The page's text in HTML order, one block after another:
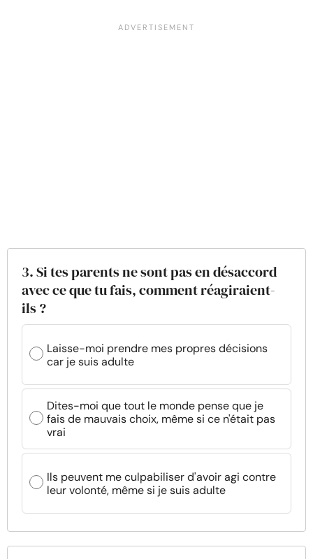
3. Si tes parents ne sont pas en désaccord
avec ce que tu fais, comment réagiraient-
ils ?
Laisse-moi prendre mes propres décisions
car je suis adulte
Dites-moi que tout le monde pense que je
fais de mauvais choix, même si ce n'était pas
vrai
Ils peuvent me culpabiliser d'avoir agi contre
leur volonté, même si je suis adulte